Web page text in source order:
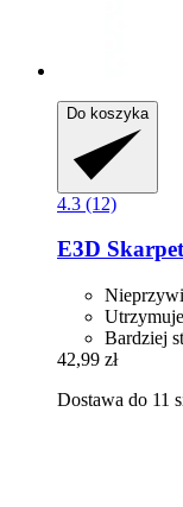
Do koszyka
4.3 (12)
E3D
Bardziej
42,99 zł
Dostawa do 11